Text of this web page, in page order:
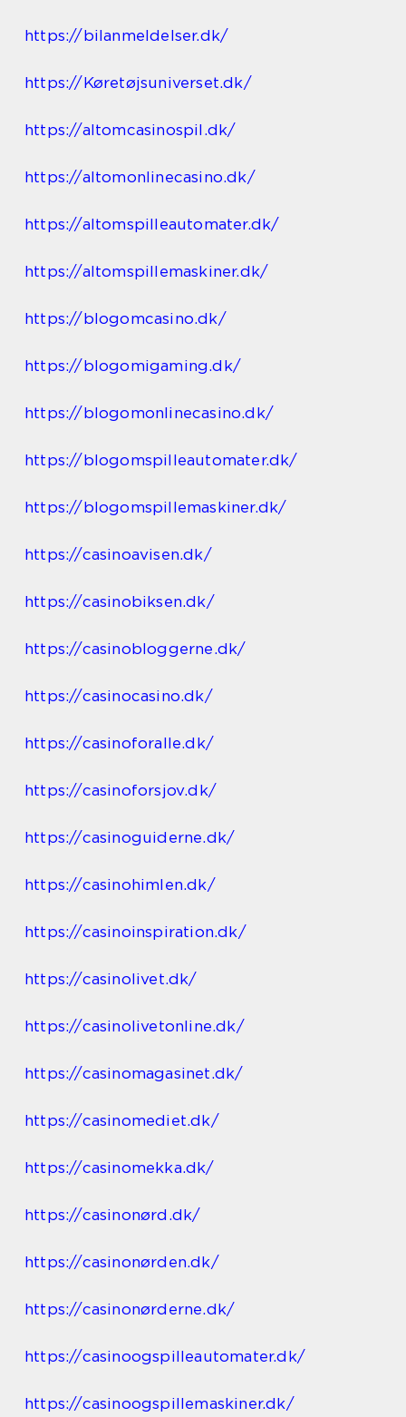
https://bilanmeldelser.dk/
https://Køretøjsuniverset.dk/
https://altomcasinospil.dk/
https://altomonlinecasino.dk/
https://altomspilleautomater.dk/
https://altomspillemaskiner.dk/
https://blogomcasino.dk/
https://blogomigaming.dk/
https://blogomonlinecasino.dk/
https://blogomspilleautomater.dk/
https://blogomspillemaskiner.dk/
https://casinoavisen.dk/
https://casinobiksen.dk/
https://casinobloggerne.dk/
https://casinocasino.dk/
https://casinoforalle.dk/
https://casinoforsjov.dk/
https://casinoguiderne.dk/
https://casinohimlen.dk/
https://casinoinspiration.dk/
https://casinolivet.dk/
https://casinolivetonline.dk/
https://casinomagasinet.dk/
https://casinomediet.dk/
https://casinomekka.dk/
https://casinonørd.dk/
https://casinonørden.dk/
https://casinonørderne.dk/
https://casinoogspilleautomater.dk/
https://casinoogspillemaskiner.dk/